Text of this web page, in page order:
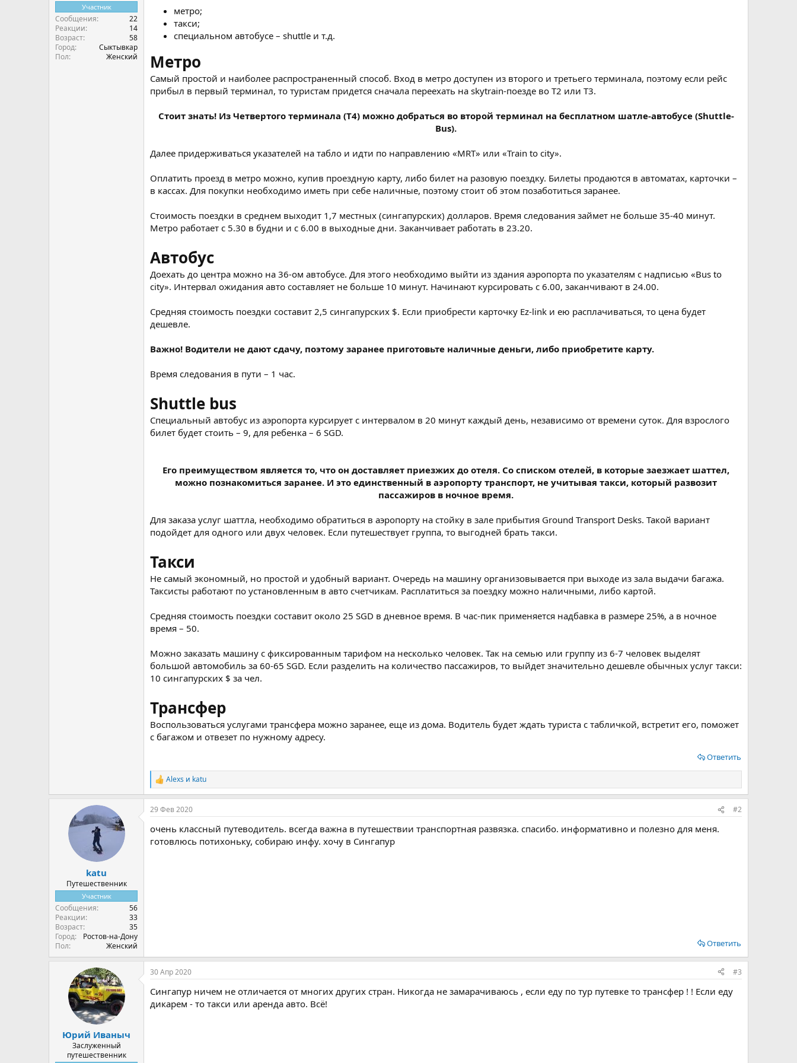
Участник
Сообщения
22
Реакции
14
Возраст
58
Город
Сыктывкар
Пол
Женский
метро;
такси;
специальном автобусе – shuttle и т.д.
Метро
Самый простой и наиболее распространенный способ. Вход в метро доступен из второго и третьего терминала, поэтому если рейс
прибыл в первый терминал, то туристам придется сначала переехать на skytrain-поезде во Т2 или Т3.
Стоит знать! Из Четвертого терминала (Т4) можно добраться во второй терминал на бесплатном шатле-автобусе (Shuttle-
Bus).
Далее придерживаться указателей на табло и идти по направлению «MRT» или «Train to city».
Оплатить проезд в метро можно, купив проездную карту, либо билет на разовую поездку. Билеты продаются в автоматах, карточки –
в кассах. Для покупки необходимо иметь при себе наличные, поэтому стоит об этом позаботиться заранее.
Стоимость поездки в среднем выходит 1,7 местных (сингапурских) долларов. Время следования займет не больше 35-40 минут.
Метро работает с 5.30 в будни и с 6.00 в выходные дни. Заканчивает работать в 23.20.
Автобус
Доехать до центра можно на 36-ом автобусе. Для этого необходимо выйти из здания аэропорта по указателям c надписью «Bus to
city». Интервал ожидания авто составляет не больше 10 минут. Начинают курсировать с 6.00, заканчивают в 24.00.
Средняя стоимость поездки составит 2,5 сингапурских $. Если приобрести карточку Ez-link и ею расплачиваться, то цена будет
дешевле.
Важно! Водители не дают сдачу, поэтому заранее приготовьте наличные деньги, либо приобретите карту.
Время следования в пути – 1 час.
Shuttle bus
Специальный автобус из аэропорта курсирует с интервалом в 20 минут каждый день, независимо от времени суток. Для взрослого
билет будет стоить – 9, для ребенка – 6 SGD.
Его преимуществом является то, что он доставляет приезжих до отеля. Со списком отелей, в которые заезжает шаттел,
можно познакомиться заранее. И это единственный в аэропорту транспорт, не учитывая такси, который развозит
пассажиров в ночное время.
Для заказа услуг шаттла, необходимо обратиться в аэропорту на стойку в зале прибытия Ground Transport Desks. Такой вариант
подойдет для одного или двух человек. Если путешествует группа, то выгодней брать такси.
Такси
Не самый экономный, но простой и удобный вариант. Очередь на машину организовывается при выходе из зала выдачи багажа.
Таксисты работают по установленным в авто счетчикам. Расплатиться за поездку можно наличными, либо картой.
Средняя стоимость поездки составит около 25 SGD в дневное время. В час-пик применяется надбавка в размере 25%, а в ночное
время – 50.
Можно заказать машину с фиксированным тарифом на несколько человек. Так на семью или группу из 6-7 человек выделят
большой автомобиль за 60-65 SGD. Если разделить на количество пассажиров, то выйдет значительно дешевле обычных услуг такси:
10 сингапурских $ за чел.
Трансфер
Воспользоваться услугами трансфера можно заранее, еще из дома. Водитель будет ждать туриста с табличкой, встретит его, поможет
с багажом и отвезет по нужному адресу.
Ответить
Р
е
а
к
и
и
Alexs и katu
katu
Путешественник
Участник
Сообщения
56
Реакции
33
Возраст
35
Город
Ростов-на-Дону
Пол
Женский
29 Фев 2020 #2
очень классный путеводитель. всегда важна в путешествии транспортная развязка. спасибо. информативно и полезно для меня.
готовлюсь потихоньку, собираю инфу. хочу в Сингапур
Ответить
Юрий Иваныч
Заслуженный
путешественник
30 Апр 2020 #3
Сингапур ничем не отличается от многих других стран. Никогда не замарачиваюсь , если еду по тур путевке то трансфер ! ! Если еду
дикарем - то такси или аренда авто. Всё!